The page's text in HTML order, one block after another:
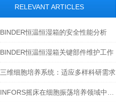
RELEVANT ARTICLES
BINDER恒温恒湿箱的安全性能分析
BINDER恒温恒湿箱关键部件维护工作
三维细胞培养系统：适应多样科研需求